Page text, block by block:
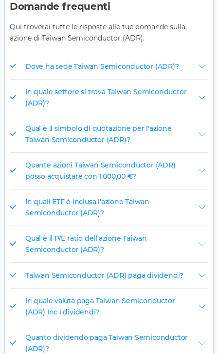
Domande frequenti
Qui troverai tutte le risposte alle tue domande sulla
azione di Taiwan Semiconductor (ADR).
Dove ha sede Taiwan Semiconductor (ADR)?
In quale settore si trova Taiwan Semiconductor
(ADR)?
Qual è il simbolo di quotazione per l'azione
Taiwan Semiconductor (ADR)?
Quante azioni Taiwan Semiconductor (ADR)
posso acquistare con 1.000,00 €?
In quali ETF è inclusa l'azione Taiwan
Semiconductor (ADR)?
Qual è il P/E ratio dell'azione Taiwan
Semiconductor (ADR)?
Taiwan Semiconductor (ADR) paga dividendi?
In quale valuta paga Taiwan Semiconductor
(ADR) Inc i dividendi?
Quanto dividendo paga Taiwan Semiconductor
(ADR)?